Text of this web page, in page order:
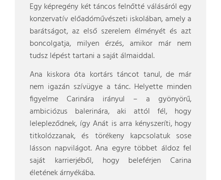
Egy képregény két táncos felnőtté válásáról egy
konzervatív előadóművészeti iskolában, amely a
barátságot, az első szerelem élményét és azt
boncolgatja, milyen érzés, amikor már nem
tudsz lépést tartani a saját álmaiddal.
Ana kiskora óta kortárs táncot tanul, de már
nem igazán szívügye a tánc. Helyette minden
figyelme Carinára irányul – a gyönyörű,
ambiciózus balerinára, aki attól fél, hogy
lelepleződnek, így Anát is arra kényszeríti, hogy
titkolózzanak, és törékeny kapcsolatuk sose
lásson napvilágot. Ana egyre többet áldoz fel
saját karrierjéből, hogy beleférjen Carina
életének árnyékába.